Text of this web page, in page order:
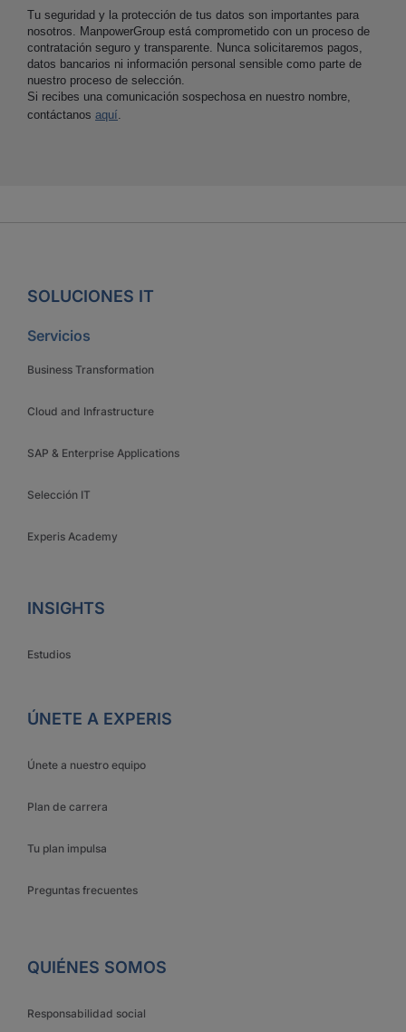
Tu seguridad y la protección de tus datos son importantes para
nosotros. ManpowerGroup está comprometido con un proceso de
contratación seguro y transparente. Nunca solicitaremos pagos,
datos bancarios ni información personal sensible como parte de
nuestro proceso de selección.
Si recibes una comunicación sospechosa en nuestro nombre,
contáctanos aquí.
SOLUCIONES IT
Servicios
Business Transformation
Cloud and Infrastructure
SAP & Enterprise Applications
Selección IT
Experis Academy
INSIGHTS
Estudios
ÚNETE A EXPERIS
Únete a nuestro equipo
Plan de carrera
Tu plan impulsa
Preguntas frecuentes
QUIÉNES SOMOS
Responsabilidad social